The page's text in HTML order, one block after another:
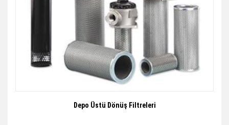
Depo Üstü Dönüş Filtreleri